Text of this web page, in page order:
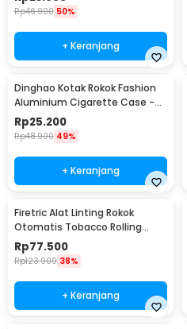
Rp46.900 50%
+ Keranjang
Dinghao Kotak Rokok Fashion
Aluminium Cigarette Case -
DH-7710
Rp25.200
Rp48.900 49%
+ Keranjang
Firetric Alat Linting Rokok
Otomatis Tobacco Rolling
Machine 8x71mm - GR-12-005
Rp77.500
Rp123.900 38%
+ Keranjang